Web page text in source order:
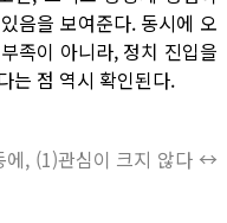
음을 보여준다. 동시에 오
족이 아니라, 정치 진입을
는 점 역시 확인된다.
에, (1)관심이 크지 않다 ↔